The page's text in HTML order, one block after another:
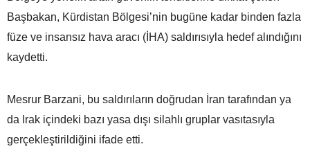
Başbakan, Kürdistan Bölgesi’nin bugüne kadar binden fazla
füze ve insansız hava aracı (İHA) saldırısıyla hedef alındığını
kaydetti.
Mesrur Barzani, bu saldırıların doğrudan İran tarafından ya
da Irak içindeki bazı yasa dışı silahlı gruplar vasıtasıyla
gerçekleştirildiğini ifade etti.